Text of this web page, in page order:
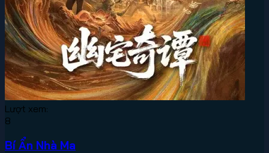
Lượt xem:
8
Bí Ẩn Nhà Ma